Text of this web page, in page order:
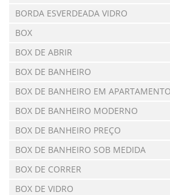
BORDA ESVERDEADA VIDRO
BOX
BOX DE ABRIR
BOX DE BANHEIRO
BOX DE BANHEIRO EM APARTAMENTO
BOX DE BANHEIRO MODERNO
BOX DE BANHEIRO PREÇO
BOX DE BANHEIRO SOB MEDIDA
BOX DE CORRER
BOX DE VIDRO